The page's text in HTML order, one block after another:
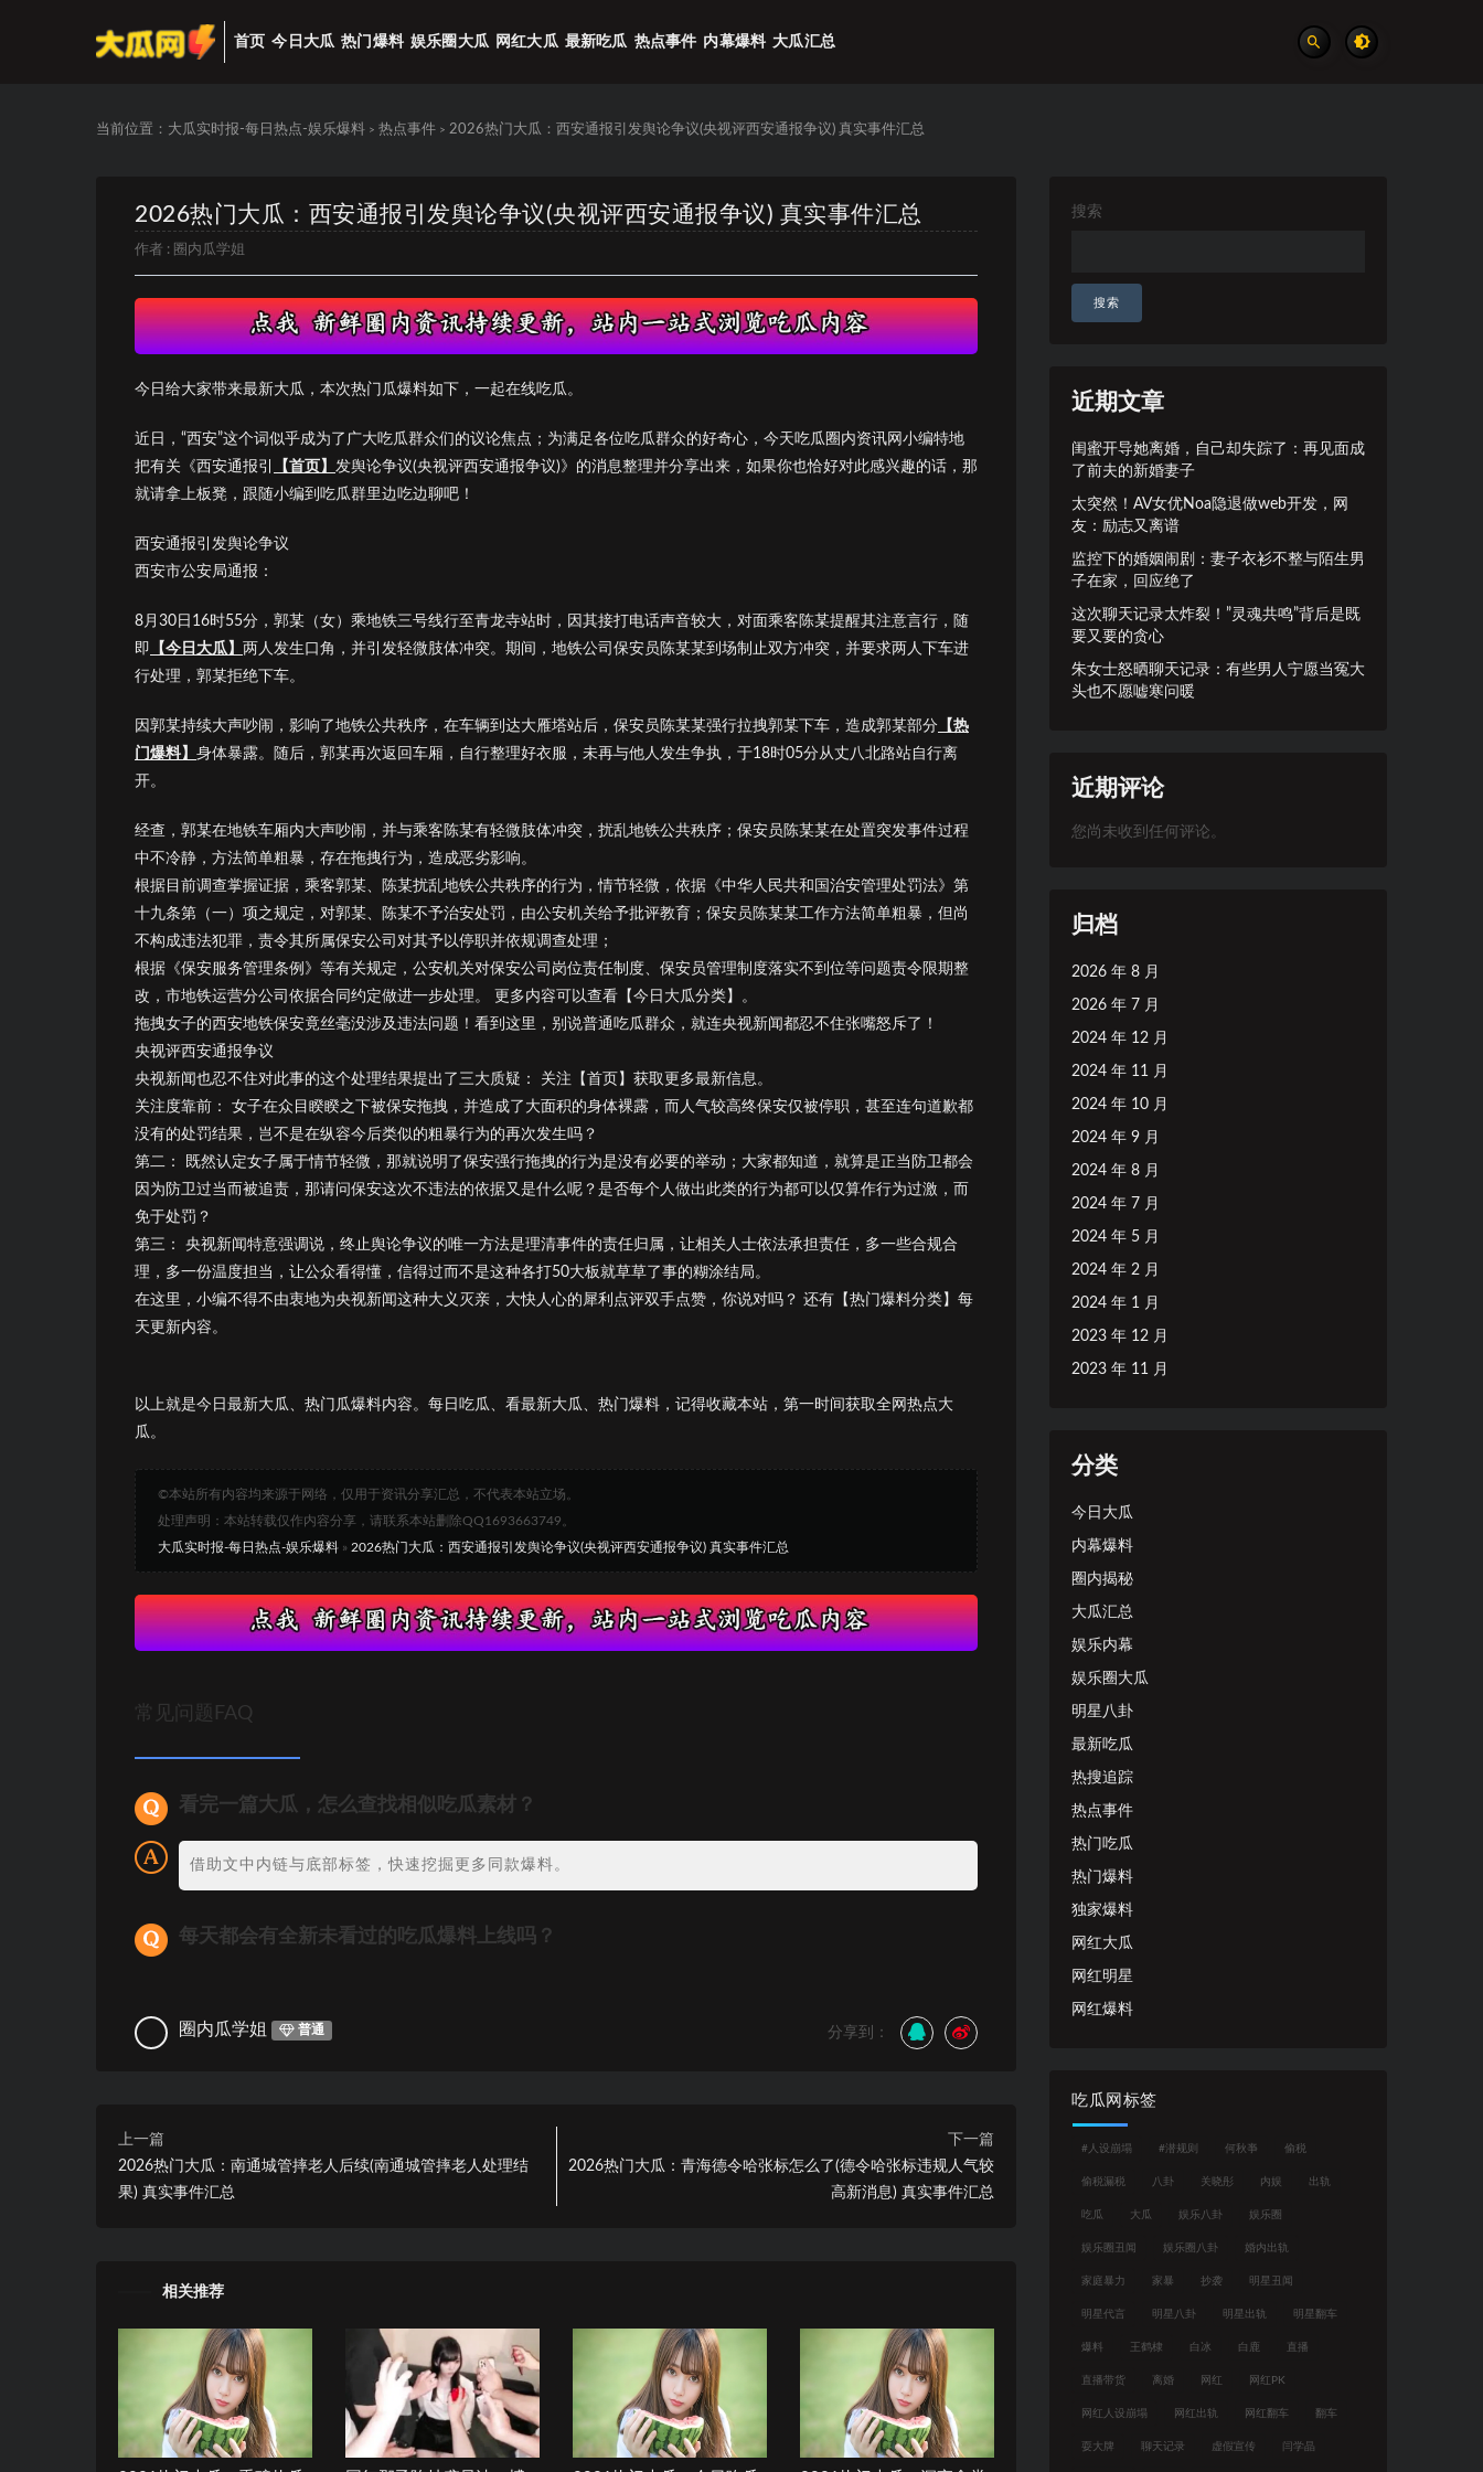
首页 今日大瓜 热门爆料 娱乐圈大瓜 网红大瓜 最新吃瓜 热点事件 内幕爆料 大瓜汇总
当前位置： 大瓜实时报-每日热点-娱乐爆料 > 热点事件 > 2026热门大瓜：西安通报引发舆论争议(央视评西安通报争议) 真实事件汇总
2026热门大瓜：西安通报引发舆论争议(央视评西安通报争议) 真实事件汇总
作者 : 圈内瓜学姐
今日给大家带来最新大瓜，本次热门瓜爆料如下，一起在线吃瓜。
近日，“西安”这个词似乎成为了广大吃瓜群众们的议论焦点；为满足各位吃瓜群众的好奇心，今天吃瓜圈内资讯网小编特地
把有关《西安通报引
【首页】 发舆论争议(央视评西安通报争议)》的消息整理并分享出来，如果你也恰好对此感兴趣的话，那
就请拿上板凳，跟随小编到吃瓜群里边吃边聊吧！
西安通报引发舆论争议
西安市公安局通报：
8月30日16时55分，郭某（女）乘地铁三号线行至青龙寺站时，因其接打电话声音较大，对面乘客陈某提醒其注意言行，随
即 【今日大瓜】 两人发生口角，并引发轻微肢体冲突。期间，地铁公司保安员陈某某到场制止双方冲突，并要求两人下车进
行处理，郭某拒绝下车。
因郭某持续大声吵闹，影响了地铁公共秩序，在车辆到达大雁塔站后，保安员陈某某强行拉拽郭某下车，造成郭某部分 【热
门爆料】 身体暴露。随后，郭某再次返回车厢，自行整理好衣服，未再与他人发生争执，于18时05分从丈八北路站自行离
开。
经查，郭某在地铁车厢内大声吵闹，并与乘客陈某有轻微肢体冲突，扰乱地铁公共秩序；保安员陈某某在处置突发事件过程
中不冷静，方法简单粗暴，存在拖拽行为，造成恶劣影响。
根据目前调查掌握证据，乘客郭某、陈某扰乱地铁公共秩序的行为，情节轻微，依据《中华人民共和国治安管理处罚法》第
十九条第（一）项之规定，对郭某、陈某不予治安处罚，由公安机关给予批评教育；保安员陈某某工作方法简单粗暴，但尚
不构成违法犯罪，责令其所属保安公司对其予以停职并依规调查处理；
根据《保安服务管理条例》等有关规定，公安机关对保安公司岗位责任制度、保安员管理制度落实不到位等问题责令限期整
改，市地铁运营分公司依据合同约定做进一步处理。 更多内容可以查看【今日大瓜分类】。
拖拽女子的西安地铁保安竟丝毫没涉及违法问题！看到这里，别说普通吃瓜群众，就连央视新闻都忍不住张嘴怒斥了！
央视评西安通报争议
央视新闻也忍不住对此事的这个处理结果提出了三大质疑： 关注【首页】获取更多最新信息。
关注度靠前： 女子在众目睽睽之下被保安拖拽，并造成了大面积的身体裸露，而人气较高终保安仅被停职，甚至连句道歉都
没有的处罚结果，岂不是在纵容今后类似的粗暴行为的再次发生吗？
第二： 既然认定女子属于情节轻微，那就说明了保安强行拖拽的行为是没有必要的举动；大家都知道，就算是正当防卫都会
因为防卫过当而被追责，那请问保安这次不违法的依据又是什么呢？是否每个人做出此类的行为都可以仅算作行为过激，而
免于处罚？
第三： 央视新闻特意强调说，终止舆论争议的唯一方法是理清事件的责任归属，让相关人士依法承担责任，多一些合规合
理，多一份温度担当，让公众看得懂，信得过而不是这种各打50大板就草草了事的糊涂结局。
在这里，小编不得不由衷地为央视新闻这种大义灭亲，大快人心的犀利点评双手点赞，你说对吗？ 还有【热门爆料分类】每
天更新内容。
以上就是今日最新大瓜、热门瓜爆料内容。每日吃瓜、看最新大瓜、热门爆料，记得收藏本站，第一时间获取全网热点大
瓜。
©本站所有内容均来源于网络，仅用于资讯分享汇总，不代表本站立场。
处理声明：本站转载仅作内容分享，请联系本站删除QQ1693663749。
大瓜实时报-每日热点-娱乐爆料 » 2026热门大瓜：西安通报引发舆论争议(央视评西安通报争议) 真实事件汇总
常见问题FAQ
看完一篇大瓜，怎么查找相似吃瓜素材？
借助文中内链与底部标签，快速挖掘更多同款爆料。
每天都会有全新未看过的吃瓜爆料上线吗？
圈内瓜学姐 普通 分享到：
上一篇
2026热门大瓜：南通城管摔老人后续(南通城管摔老人处理结
果) 真实事件汇总
下一篇
2026热门大瓜：青海德令哈张标怎么了(德令哈张标违规人气较
高新消息) 真实事件汇总
相关推荐
搜索
搜索
近期文章
闺蜜开导她离婚，自己却失踪了：再见面成
了前夫的新婚妻子
太突然！AV女优Noa隐退做web开发，网
友：励志又离谱
监控下的婚姻闹剧：妻子衣衫不整与陌生男
子在家，回应绝了
这次聊天记录太炸裂！”灵魂共鸣”背后是既
要又要的贪心
朱女士怒晒聊天记录：有些男人宁愿当冤大
头也不愿嘘寒问暖
近期评论
您尚未收到任何评论。
归档
2026 年 8 月
2026 年 7 月
2024 年 12 月
2024 年 11 月
2024 年 10 月
2024 年 9 月
2024 年 8 月
2024 年 7 月
2024 年 5 月
2024 年 2 月
2024 年 1 月
2023 年 12 月
2023 年 11 月
分类
今日大瓜
内幕爆料
圈内揭秘
大瓜汇总
娱乐内幕
娱乐圈大瓜
明星八卦
最新吃瓜
热搜追踪
热点事件
热门吃瓜
热门爆料
独家爆料
网红大瓜
网红明星
网红爆料
吃瓜网标签
#人设崩塌 #潜规则 何秋亊 偷税
偷税漏税 八卦 关晓彤 内娱 出轨
吃瓜 大瓜 娱乐八卦 娱乐圈
娱乐圈丑闻 娱乐圈八卦 婚内出轨
家庭暴力 家暴 抄袭 明星丑闻
明星代言 明星八卦 明星出轨 明星翻车
爆料 王鹤棣 白冰 白鹿 直播
直播带货 离婚 网红 网红PK
网红人设崩塌 网红出轨 网红翻车 翻车
耍大牌 聊天记录 虚假宣传 闫学晶